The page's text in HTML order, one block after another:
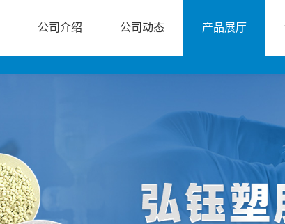
公司介绍 公司动态 产品展厅